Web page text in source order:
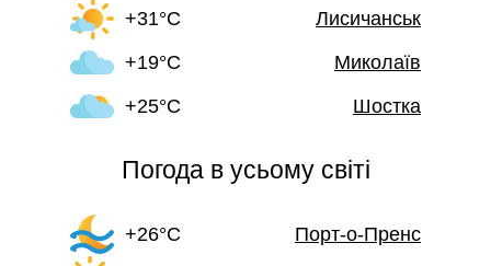
+31°C
Лисичанськ
+19°C
Миколаїв
+25°C
Шостка
Погода в усьому світі
+26°C Порт-о-Пренс